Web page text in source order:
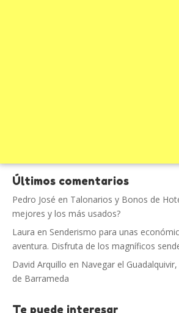
Últimos comentarios
Pedro José en Talonarios y Bonos de
mejores y los más usados?
Laura en Senderismo para unas
aventura. Disfruta de los magníficos
David Arquillo en Navegar el
de Barrameda
Te puede interesar